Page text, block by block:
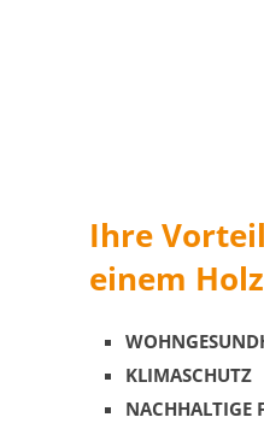
Ihre
einem
KLIMASCHUTZ
NACHHALTIGE